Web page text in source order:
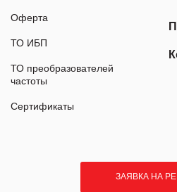
Оферта
ТО ИБП
ТО преобразователей
частоты
Сертификаты
ЗАЯВКА НА